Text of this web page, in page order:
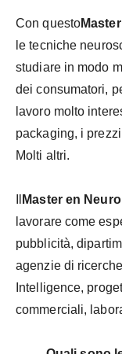
Con questo
le tecniche
studiare in modo
dei consumatori,
lavoro molto
packaging, i
Molti altri.
Master en
lavorare come
pubblicità,
agenzie di
Intelligence,
commerciali,